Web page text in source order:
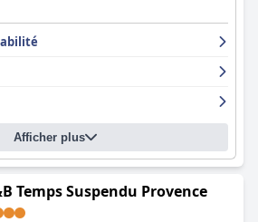
Afficher plus
Temps Suspendu Provence